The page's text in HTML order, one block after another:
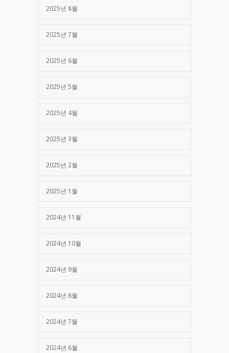
2025년 8월
2025년 7월
2025년 6월
2025년 5월
2025년 4월
2025년 3월
2025년 2월
2025년 1월
2024년 11월
2024년 10월
2024년 9월
2024년 8월
2024년 7월
2024년 6월